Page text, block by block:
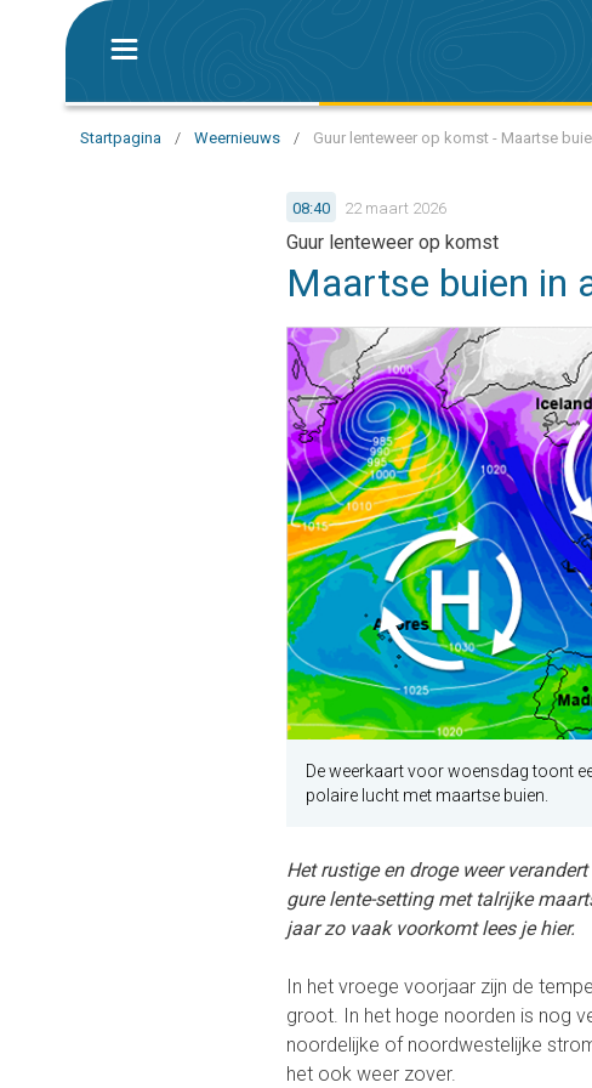
Startpagina / Weernieuws / Guur lenteweer op komst - Maartse
08:40 22 maart 2026
Guur lenteweer op komst
Maartse buien in
De weerkaart voor woensdag toont
polaire lucht met maartse buien.
Het rustige en droge weer
gure lente-setting met talrijke
jaar zo vaak voorkomt lees je hier.
In het vroege voorjaar zijn de
groot. In het hoge noorden is nog
noordelijke of noordwestelijke
het ook weer zover.